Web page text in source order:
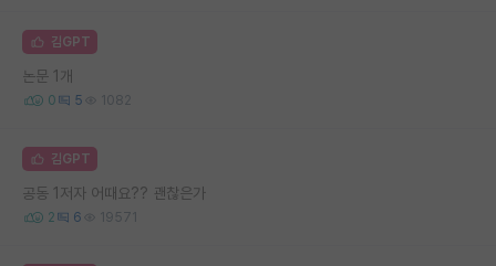
김GPT
논문 1개
0 5 1082
김GPT
공동 1저자 어때요?? 괜찮은가
2 6 19571